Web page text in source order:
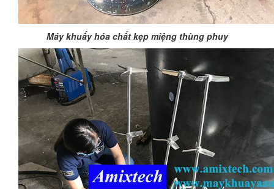
Máy khuấy hóa chất kẹp miệng thùng phuy